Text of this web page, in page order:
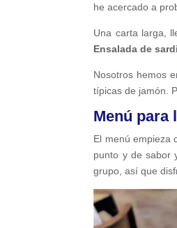
he acercado a
Una carta larga,
Ensalada de
Nosotros hemos
típicas de jamón.
Menú para
El menú empieza
punto y de sabor
grupo, así que